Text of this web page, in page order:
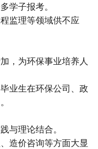
学子报考。
监理等领域供不应
，为环保事业培养人
业生在环保公司、政
与理论结合。
造价咨询等方面大显